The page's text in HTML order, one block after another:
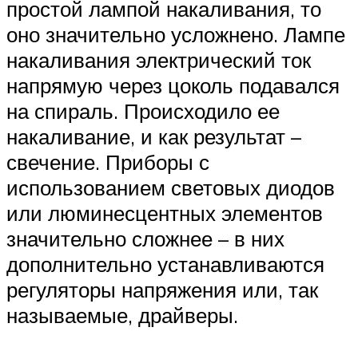
простой лампой накаливания, то
оно значительно усложнено. Лампе
накаливания электрический ток
напрямую через цоколь подавался
на спираль. Происходило ее
накаливание, и как результат –
свечение. Приборы с
использованием световых диодов
или люминесцентных элементов
значительно сложнее – в них
дополнительно устанавливаются
регуляторы напряжения или, так
называемые, драйверы.